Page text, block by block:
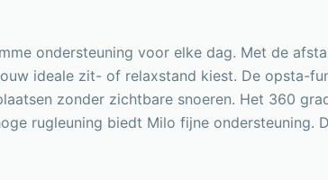
ondersteuning voor elke dag. Met de
ideale zit- of relaxstand kiest. De opsta-
zonder zichtbare snoeren. Het 360
rugleuning biedt Milo fijne ondersteuning.